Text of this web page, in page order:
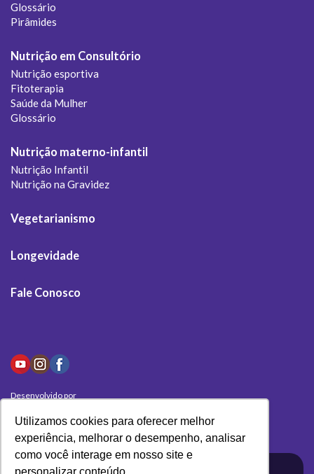
Utilizamos cookies para oferecer melhor
experiência, melhorar o desempenho, analisar
como você interage em nosso site e
Glossário
Pirâmides
Nutrição em Consultório
Nutrição esportiva
Fitoterapia
Saúde da Mulher
Glossário
Nutrição materno-infantil
Nutrição Infantil
Nutrição na Gravidez
Vegetarianismo
Longevidade
Fale Conosco
Desenvolvido por